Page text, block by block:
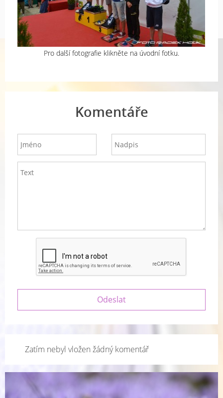
Pro další fotografie klikněte na úvodní fotku.
Komentáře
Zatím nebyl vložen žádný komentář